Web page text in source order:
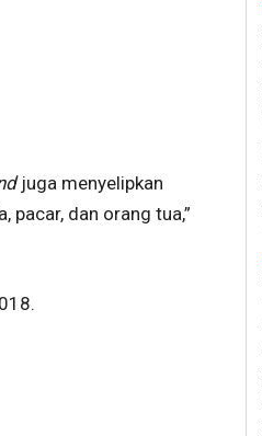
juga menyelipkan
dan orang tua,”